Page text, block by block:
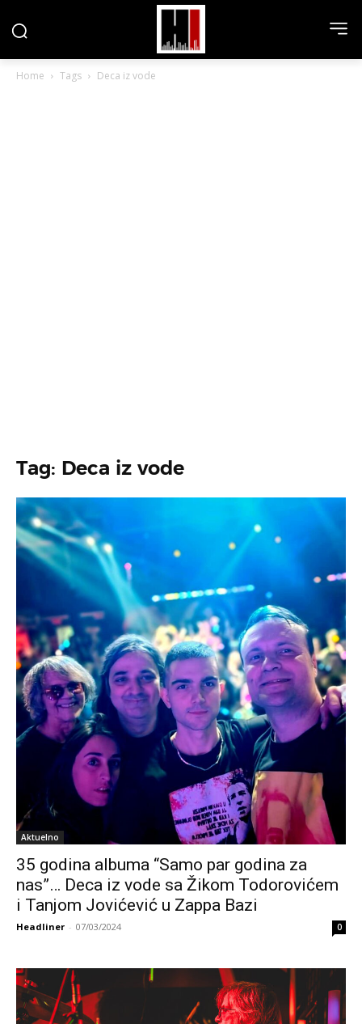
Home Tags Deca iz vode
Tag: Deca iz vode
Aktuelno
35 godina albuma “Samo par godina za
nas”… Deca iz vode sa Žikom Todorovićem
i Tanjom Jovićević u Zappa Bazi
Headliner - 07/03/2024 0